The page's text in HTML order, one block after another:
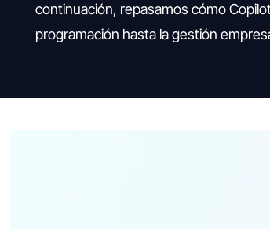
continuación, repasamos cómo
programación hasta la gestión